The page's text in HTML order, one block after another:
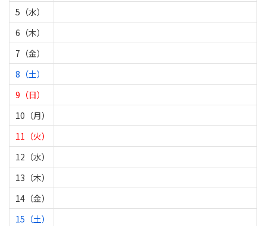
5（水）
6（木）
7（金）
8（土）
9（日）
10（月）
11（火）
12（水）
13（木）
14（金）
15（土）